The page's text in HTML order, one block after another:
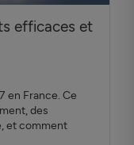
efficaces et
en France. Ce
des
et comment